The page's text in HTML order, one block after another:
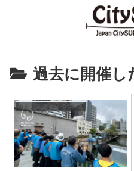
過去に開催し
過去に開催したイベント